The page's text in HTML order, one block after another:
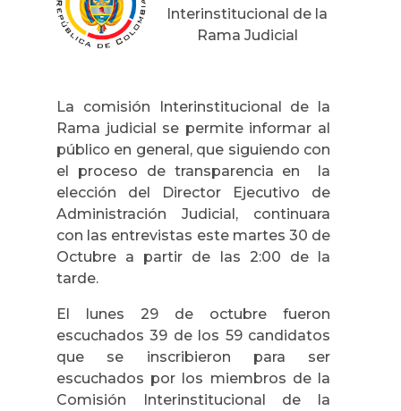
Interinstitucional de la
Rama Judicial
La comisión Interinstitucional de la
Rama judicial se permite informar al
público en general, que siguiendo con
el proceso de transparencia en la
elección del Director Ejecutivo de
Administración Judicial, continuara
con las entrevistas este martes 30 de
Octubre a partir de las 2:00 de la
tarde.
El lunes 29 de octubre fueron
escuchados 39 de los 59 candidatos
que se inscribieron para ser
escuchados por los miembros de la
Comisión Interinstitucional de la